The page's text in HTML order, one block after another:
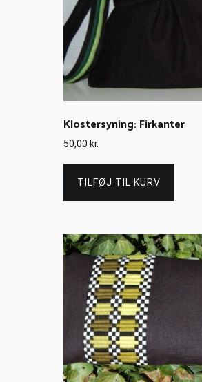
Klostersyning: Firkanter
50,00 kr.
TILFØJ TIL KURV